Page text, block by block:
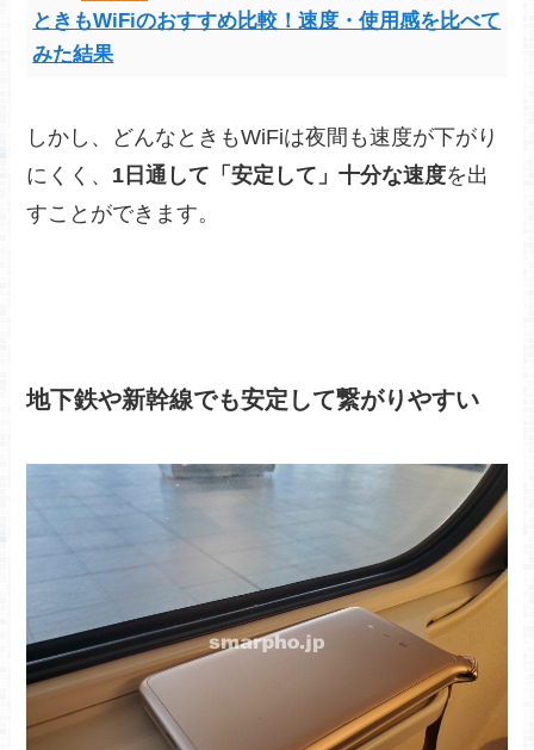
ときもWiFiのおすすめ比較！速度・使用感を比べて
みた結果
しかし、どんなときもWiFiは夜間も速度が下がり
にくく、 1日通して「安定して」十分な速度を出
すことができます。
地下鉄や新幹線でも安定して繋がりやすい